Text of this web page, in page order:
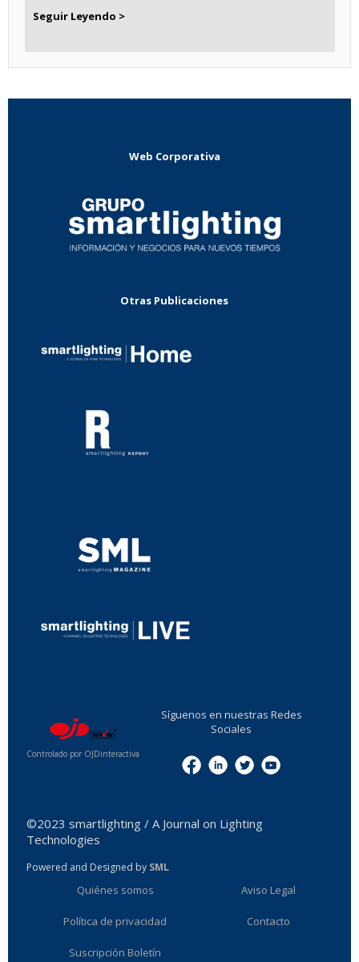
Seguir Leyendo >
Web Corporativa
Otras Publicaciones
Controlado por OJDinteractiva
Síguenos en nuestras Redes
Sociales
©2023 smartlighting / A Journal on Lighting
Technologies
Powered and Designed by SML
Quiénes somos Aviso Legal
Política de privacidad Contacto
Suscripción Boletín